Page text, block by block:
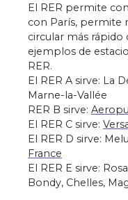
El RER permite
con París, permite
circular más
ejemplos de
RER.
El RER A sirve: La
Marne-la-Vallée
RER B sirve:
El RER C sirve:
El RER D sirve:
France
El RER E sirve:
Bondy, Chelles,